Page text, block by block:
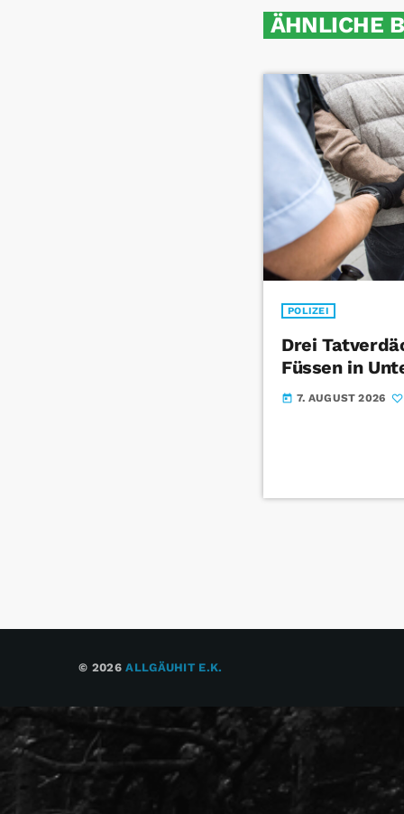
ÄHNLICHE
POLIZEI
Drei
Füssen in
today 7. AUGUST 2026
© 2026ALLGÄUHIT E.K.